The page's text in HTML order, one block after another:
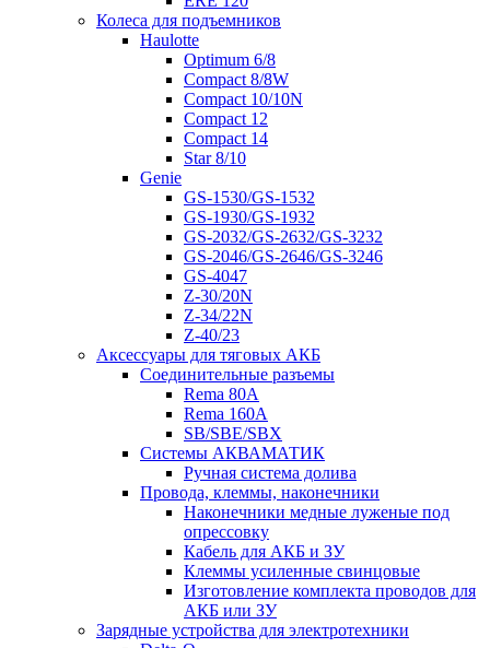
Колеса для подъемников
Haulotte
Optimum 6/8
Compact 8/8W
Compact 10/10N
Compact 12
Compact 14
Star 8/10
Genie
GS-1530/GS-1532
GS-1930/GS-1932
GS-2032/GS-2632/GS-3232
GS-2046/GS-2646/GS-3246
GS-4047
Z-30/20N
Z-34/22N
Z-40/23
Аксессуары для тяговых АКБ
Соединительные разъемы
Rema 80A
Rema 160A
SB/SBE/SBX
Системы АКВАМАТИК
Ручная система долива
Провода, клеммы, наконечники
Наконечники медные луженые под
опрессовку
Кабель для АКБ и ЗУ
Клеммы усиленные свинцовые
Изготовление комплекта проводов для
АКБ или ЗУ
Зарядные устройства для электротехники